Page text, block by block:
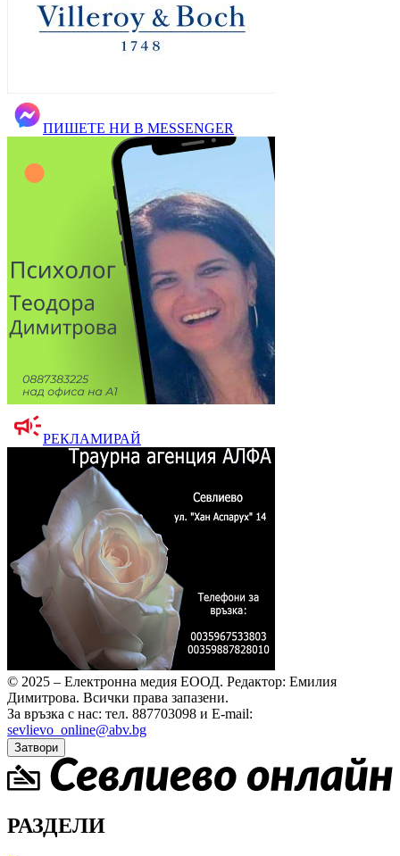
ПИШЕТЕ НИ В MESSENGER
РЕКЛАМИРАЙ
© 2025 – Електронна медия ЕООД. Редактор: Емилия
Димитрова. Всички права запазени.
За връзка с нас: тел. 887703098 и E-mail:
sevlievo_online@abv.bg
Затвори
РАЗДЕЛИ